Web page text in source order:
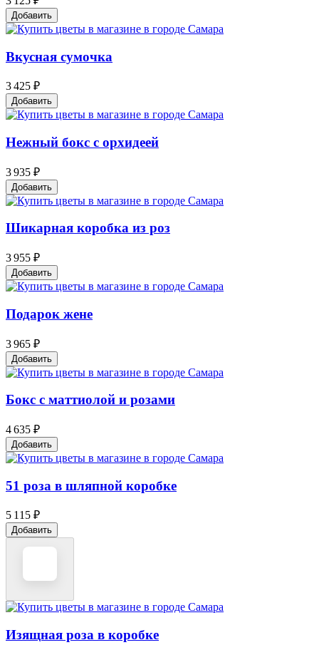
Добавить
Вкусная сумочка
3 425 ₽
Добавить
Нежный бокс с орхидеей
3 935 ₽
Добавить
Шикарная коробка из роз
3 955 ₽
Добавить
Подарок жене
3 965 ₽
Добавить
Бокс с маттиолой и розами
4 635 ₽
Добавить
51 роза в шляпной коробке
5 115 ₽
Добавить
Изящная роза в коробке